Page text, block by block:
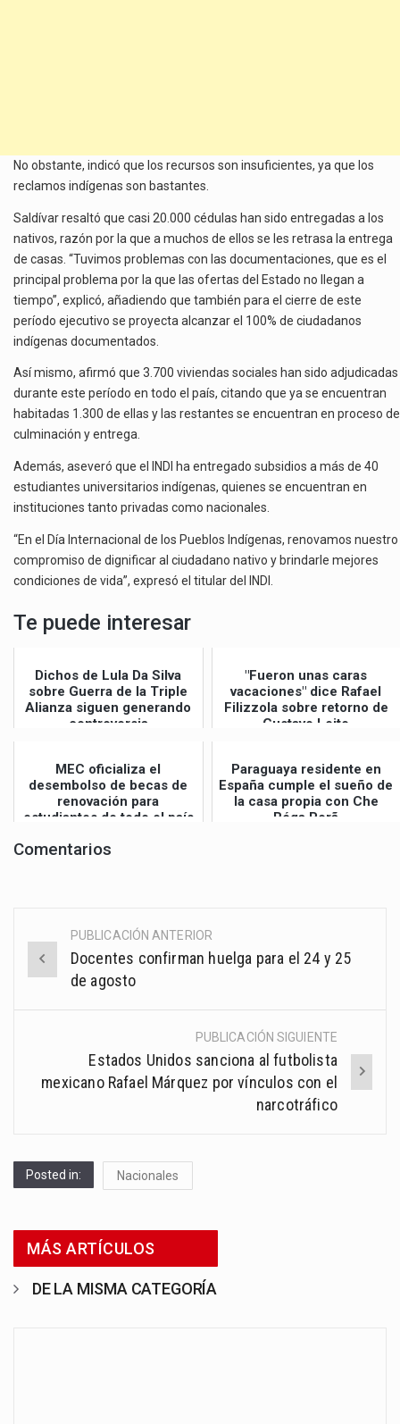
No obstante, indicó que los recursos son insuficientes, ya que los
reclamos indígenas son bastantes.
Saldívar resaltó que casi 20.000 cédulas han sido entregadas a los
nativos, razón por la que a muchos de ellos se les retrasa la entrega
de casas. “Tuvimos problemas con las documentaciones, que es el
principal problema por la que las ofertas del Estado no llegan a
tiempo”, explicó, añadiendo que también para el cierre de este
período ejecutivo se proyecta alcanzar el 100% de ciudadanos
indígenas documentados.
Así mismo, afirmó que 3.700 viviendas sociales han sido adjudicadas
durante este período en todo el país, citando que ya se encuentran
habitadas 1.300 de ellas y las restantes se encuentran en proceso de
culminación y entrega.
Además, aseveró que el INDI ha entregado subsidios a más de 40
estudiantes universitarios indígenas, quienes se encuentran en
instituciones tanto privadas como nacionales.
“En el Día Internacional de los Pueblos Indígenas, renovamos nuestro
compromiso de dignificar al ciudadano nativo y brindarle mejores
condiciones de vida”, expresó el titular del INDI.
Te puede interesar
Dichos de Lula Da Silva
sobre Guerra de la Triple
Alianza siguen generando
controversia
"Fueron unas caras
vacaciones" dice Rafael
Filizzola sobre retorno de
Gustavo Leite
MEC oficializa el
desembolso de becas de
renovación para
estudiantes de todo el país
Paraguaya residente en
España cumple el sueño de
la casa propia con Che
Róga Porã
Comentarios
Post
navigation
PUBLICACIÓN ANTERIOR
Docentes confirman huelga para el 24 y 25
de agosto
PUBLICACIÓN SIGUIENTE
Estados Unidos sanciona al futbolista
mexicano Rafael Márquez por vínculos con el
narcotráfico
Posted in: Nacionales
MÁS ARTÍCULOS
DE LA MISMA CATEGORÍA